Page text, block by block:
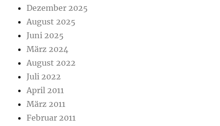
Dezember 2025
August 2025
Juni 2025
März 2024
August 2022
Juli 2022
April 2011
März 2011
Februar 2011